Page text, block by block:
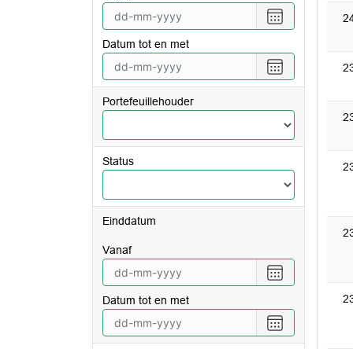
Selecteer
een
vanaf
Datum tot en met
Selecteer
een
tot
en
met
Portefeuillehouder
Status
Einddatum
vanaf
Selecteer
een
vanaf
Datum tot en met
Selecteer
een